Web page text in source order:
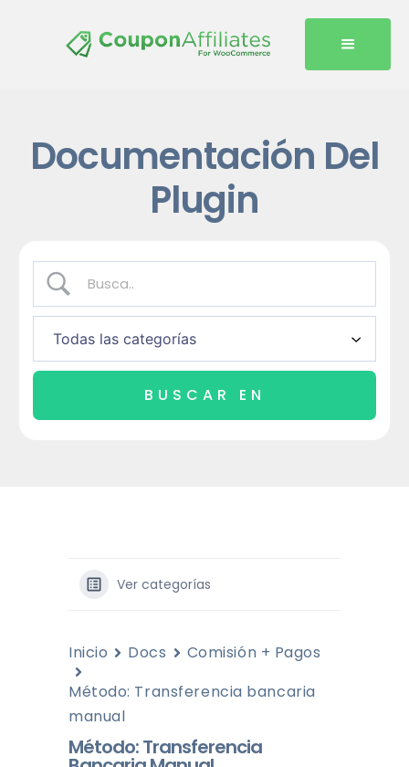
Documentación Del
Plugin
Ver categorías
Inicio Docs
Comisión + Pagos
Método: Transferencia bancaria
manual
Método: Transferencia